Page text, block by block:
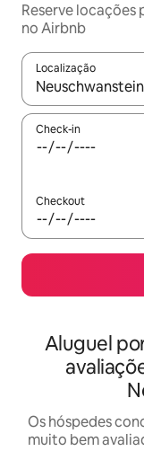
Reserve locações
no Airbnb
Localização
Quando os
Check-in
Checkout
Aluguel
Os hóspedes
muito bem